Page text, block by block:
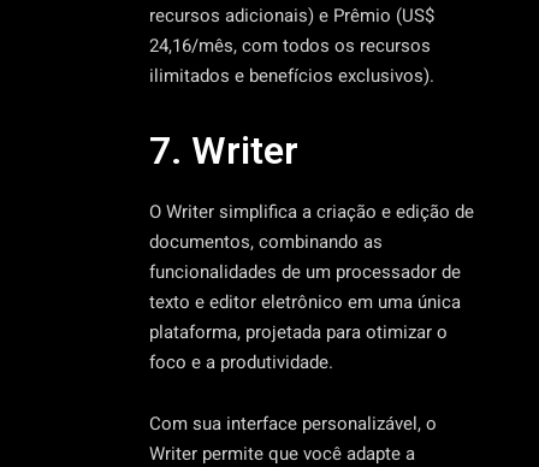
recursos adicionais) e Prêmio (US$
24,16/mês, com todos os recursos
ilimitados e benefícios exclusivos).
7. Writer
O Writer simplifica a criação e edição de
documentos, combinando as
funcionalidades de um processador de
texto e editor eletrônico em uma única
plataforma, projetada para otimizar o
foco e a produtividade.
Com sua interface personalizável, o
Writer permite que você adapte a